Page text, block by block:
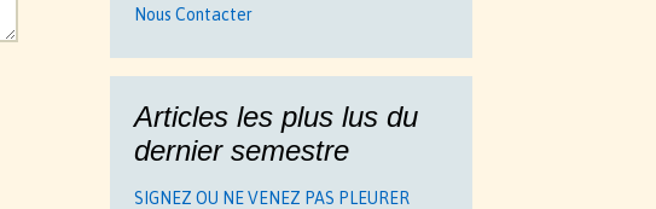
Nous Contacter
Articles les plus lus du
dernier semestre
SIGNEZ OU NE VENEZ PAS PLEURER